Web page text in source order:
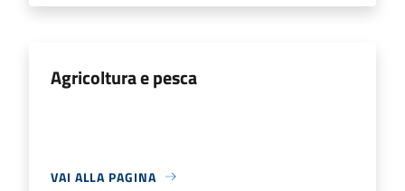
Agricoltura e pesca
VAI ALLA PAGINA